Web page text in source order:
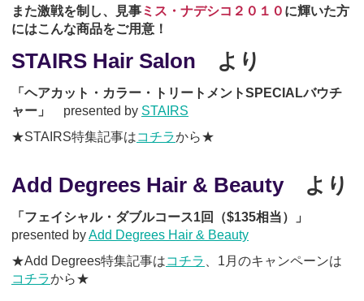
また激戦を制し、見事ミス・ナデシコ２０１０ に輝いた方
にはこんな商品をご用意！
STAIRS Hair Salon より
「ヘアカット・カラー・トリートメントSPECIALバウチ
ャー」
presented by STAIRS
★STAIRS特集記事はコチラから★
Add Degrees Hair & Beauty より
「フェイシャル・ダブルコース1回（$135相当）」
presented byAdd Degrees Hair & Beauty
★Add Degrees特集記事はコチラ 、1月のキャンペーンは
コチラから★